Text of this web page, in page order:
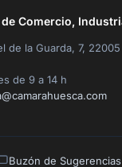
Comercio,
de la Guarda, 7,
de 9 a 14 h
Buzón de Sugerencias